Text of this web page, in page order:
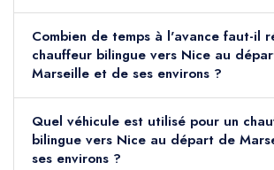
Combien de temps à l'avance faut-il
chauffeur bilingue vers Nice au
Marseille et de ses environs ?
Quel véhicule est utilisé pour un
bilingue vers Nice au départ de
ses environs ?